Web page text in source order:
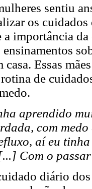
sentiu
os
importância
ensinamentos
casa. Essas
de
aprendido
com
aí eu
Com o
diário dos